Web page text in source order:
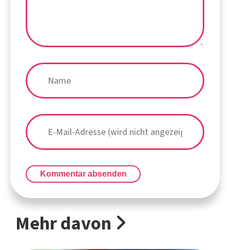
Kommentar absenden
Mehr davon